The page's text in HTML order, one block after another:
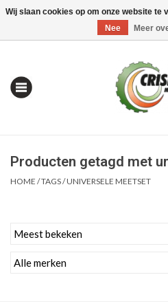
0 Artikelen - €0,00
| Alles om te Meten |
Producten getagd met
HOME /TAGS/UNIVERSELE MEETSET
Wij slaan cookies op om onze website te
Nee
Meer